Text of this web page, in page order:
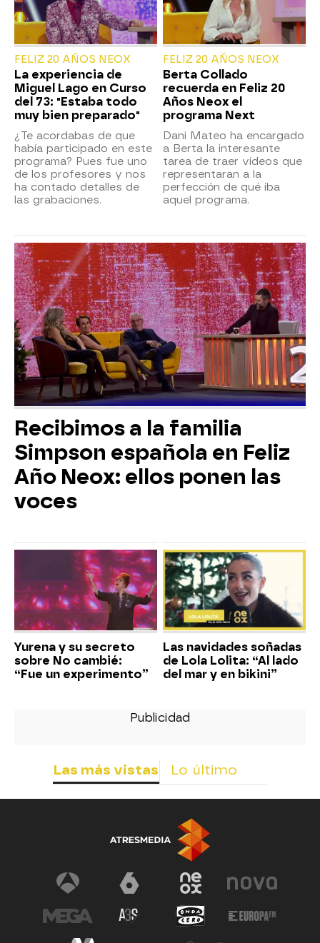
FELIZ 20 AÑOS NEOX
La experiencia de
Miguel Lago en Curso
del 73: "Estaba todo
muy bien preparado"
¿Te acordabas de que
había participado en este
programa? Pues fue uno
de los profesores y nos
ha contado detalles de
las grabaciones.
FELIZ 20 AÑOS NEOX
Berta Collado
recuerda en Feliz 20
Años Neox el
programa Next
Dani Mateo ha encargado
a Berta la interesante
tarea de traer vídeos que
representaran a la
perfección de qué iba
aquel programa.
Recibimos a la familia
Simpson española en Feliz
Año Neox: ellos ponen las
voces
Yurena y su secreto
sobre No cambié:
“Fue un experimento”
Las navidades soñadas
de Lola Lolita: “Al lado
del mar y en bikini”
Las más vistas Lo último